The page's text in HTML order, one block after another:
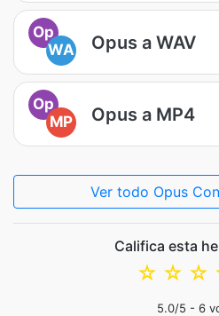
Op
WA
Opus a WAV
Op
MP
Opus a MP4
Ver todo Opus
Califica esta
☆
☆
☆
5.0/5 - 6